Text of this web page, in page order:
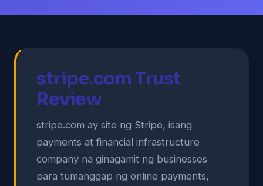
stripe.com Trust
Review
stripe.com ay site ng Stripe, isang
payments at financial infrastructure
company na ginagamit ng businesses
para tumanggap ng online payments,